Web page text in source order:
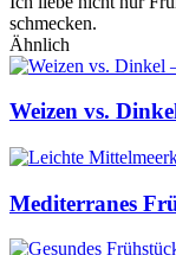
schmecken.
Ähnlich
Weizen vs.
Mediterranes